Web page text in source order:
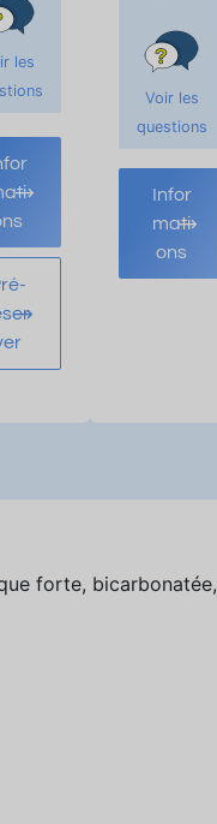
les
Voir les
questions
Infor
mati
ons
forte, bicarbonatée,